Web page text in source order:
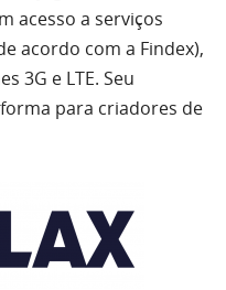
acesso a serviços
acordo com a Findex),
3G e LTE. Seu
para criadores de